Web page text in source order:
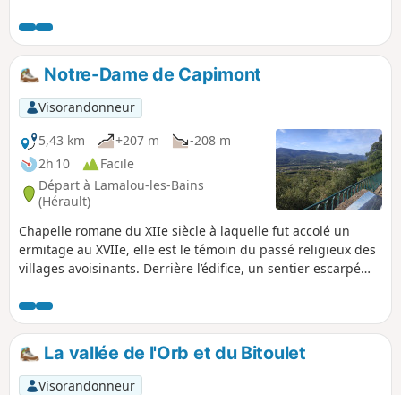
Plateau du Caroux. Charles Péguy, Antoine de Saint-
Exupéry, Paul Nizan (Les chiens de garde), Robert Desnos et
des centaines d'autres nous attendent dans la Forêt
Domaniale des Écrivains Combattants.
Notre-Dame de Capimont
Visorandonneur
5,43 km
+207 m
-208 m
2h 10
Facile
Départ à Lamalou-les-Bains
(Hérault)
Chapelle romane du XIIe siècle à laquelle fut accolé un
ermitage au XVIIe, elle est le témoin du passé religieux des
villages avoisinants. Derrière l’édifice, un sentier escarpé
monumental : c’est la Chapelle de Sainte-Anne, mère de
Notre-Dame. De l’esplanade devant l’église une vue
panoramique superbe s’étend de Carlencas au Caroux et du
Pic de la Coquillade à l’Orb, une table d'orientation permet
de situer cet environnement.
La vallée de l'Orb et du Bitoulet
Visorandonneur